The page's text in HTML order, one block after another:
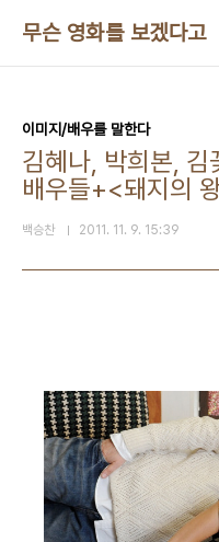
무슨 영화를 보겠다고
이미지/배우를 말한다
김혜나, 박희본,
배우들+<돼지의
백승찬 2011. 11. 9. 15:39